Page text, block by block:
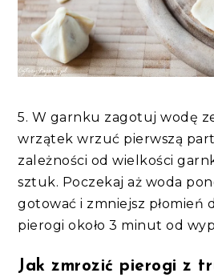
5. W garnku zagotuj wodę
wrzątek wrzuć pierwszą
zależności od wielkości
sztuk. Poczekaj aż woda
gotować i zmniejsz płomień
pierogi około 3 minut od
Jak zmrozić pierogi z